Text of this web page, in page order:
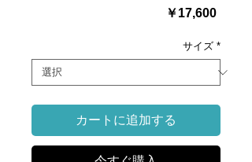
￥17,600価
サイズ *
カートに追加する